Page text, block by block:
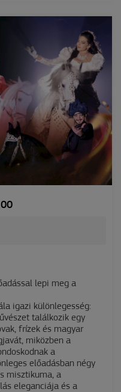
lepi meg a
igazi különlegesség:
találkozik egy
frízek és magyar
miközben a
a
előadásban négy
misztikuma, a
eleganciája és a